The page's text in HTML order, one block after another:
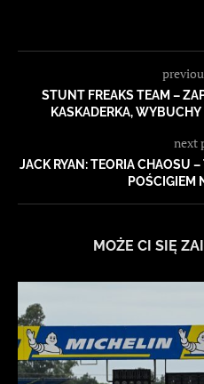
STUNT FREAKS TEAM –
KASKADERKA,
next
JACK RYAN: TEORIA CHAOSU
POŚCIGIEM
MOŻE CI SIĘ